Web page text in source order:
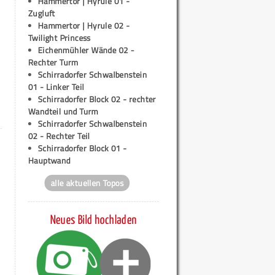
Zugluft
Hammertor | Hyrule 02 -
Twilight Princess
Eichenmühler Wände 02 -
Rechter Turm
Schirradorfer Schwalbenstein
01 - Linker Teil
Schirradorfer Block 02 - rechter
Wandteil und Turm
Schirradorfer Schwalbenstein
02 - Rechter Teil
Schirradorfer Block 01 -
Hauptwand
alle aktuellen Topos
Neues Bild hochladen